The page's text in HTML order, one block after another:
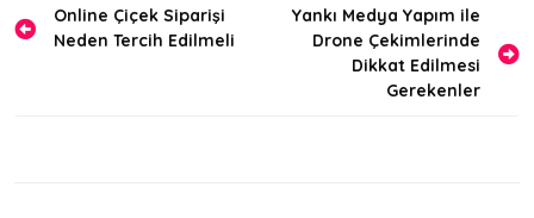
Yazı
gezinmesi
Online Çiçek Siparişi
Neden Tercih Edilmeli
Yankı Medya Yapım ile
Drone Çekimlerinde
Dikkat Edilmesi
Gerekenler